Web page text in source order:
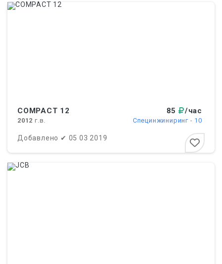
COMPACT 12 85 /час
2012 г.в. Специнжиниринг - 10
Добавлено ✔ 05 03 2019